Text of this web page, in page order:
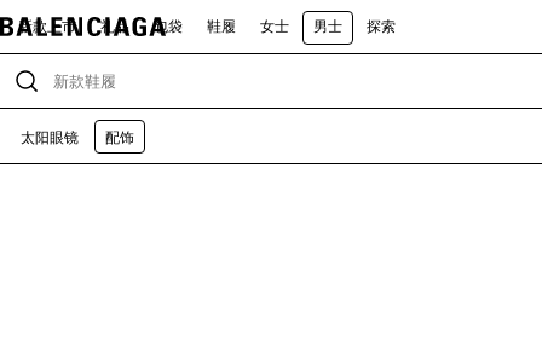
新款上市 礼品 包袋 鞋履 女士 男士 探索
太阳眼镜 配饰